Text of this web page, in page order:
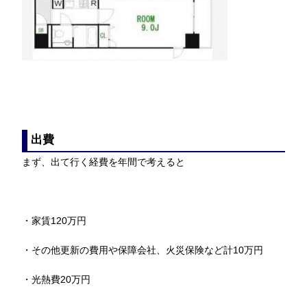
出費
まず、出て行く経費を年間で考えると
・家賃120万円
・その他更新の費用や保障会社、火災保険など計10万円
・光熱費20万円